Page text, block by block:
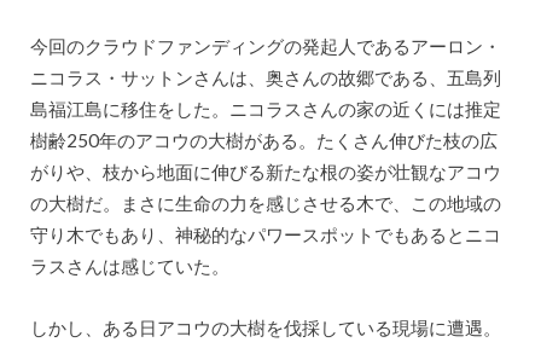
今回のクラウドファンディングの発起人であるアーロン・
ニコラス・サットンさんは、奥さんの故郷である、五島列
島福江島に移住をした。ニコラスさんの家の近くには推定
樹齢250年のアコウの大樹がある。たくさん伸びた枝の広
がりや、枝から地面に伸びる新たな根の姿が壮観なアコウ
の大樹だ。まさに生命の力を感じさせる木で、この地域の
守り木でもあり、神秘的なパワースポットでもあるとニコ
ラスさんは感じていた。
しかし、ある日アコウの大樹を伐採している現場に遭遇。